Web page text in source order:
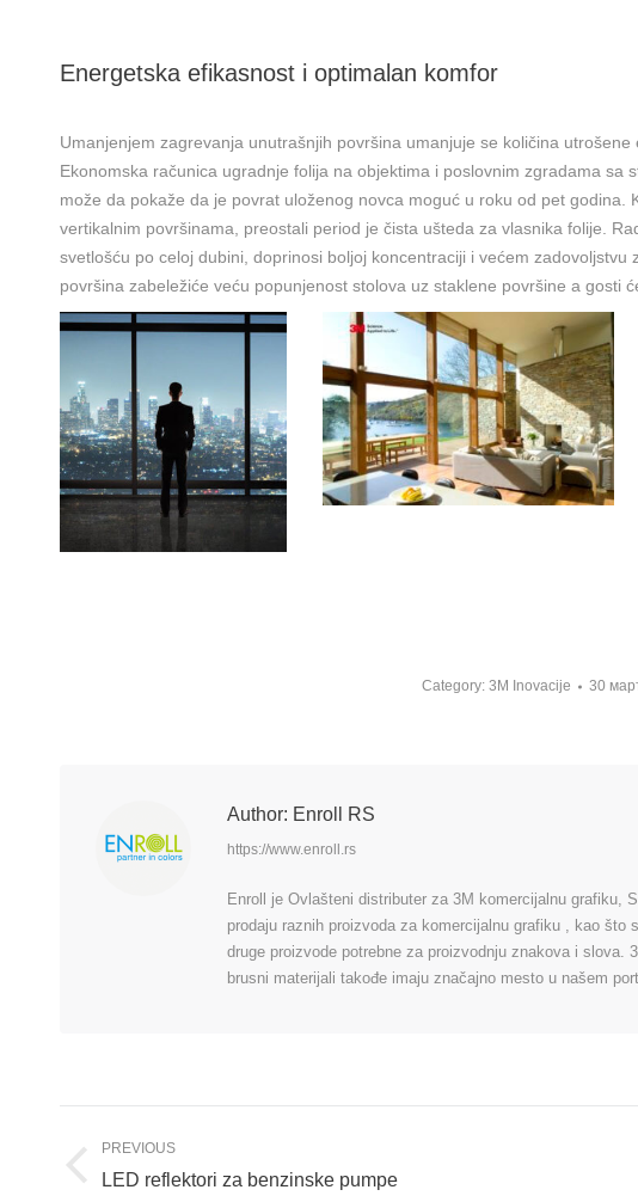
Energetska efikasnost i optimalan komfor
Umanjenjem zagrevanja unutrašnjih površina umanjuje se količina
Ekonomska računica ugradnje folija na objektima i poslovnim zgradama
može da pokaže da je povrat uloženog novca moguć u roku od pet
vertikalnim površinama, preostali period je čista ušteda za vlasnika folije.
svetlošću po celoj dubini, doprinosi boljoj koncentraciji i većem
površina zabeležiće veću popunjenost stolova uz staklene površine a gosti
Category: 3M Inovacije 30
Author: Enroll RS
https://www.enroll.rs
Enroll je Ovlašteni distributer za 3M komercijalnu grafiku,
prodaju raznih proizvoda za komercijalnu grafiku , kao
druge proizvode potrebne za proizvodnju znakova i slova.
brusni materijali takođe imaju značajno mesto u našem
navigation
PREVIOUS
Previous
LED reflektori za benzinske pumpe